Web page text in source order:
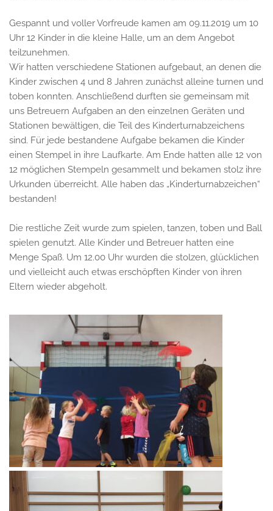
Gespannt und voller Vorfreude kamen am 09.11.2019 um 10
Uhr 12 Kinder in die kleine Halle, um an dem Angebot
teilzunehmen.
Wir hatten verschiedene Stationen aufgebaut, an denen die
Kinder zwischen 4 und 8 Jahren zunächst alleine turnen und
toben konnten. Anschließend durften sie gemeinsam mit
uns Betreuern Aufgaben an den einzelnen Geräten und
Stationen bewältigen, die Teil des Kinderturnabzeichens
sind. Für jede bestandene Aufgabe bekamen die Kinder
einen Stempel in ihre Laufkarte. Am Ende hatten alle 12 von
12 möglichen Stempeln gesammelt und bekamen stolz ihre
Urkunden überreicht. Alle haben das „Kinderturnabzeichen“
bestanden!
Die restliche Zeit wurde zum spielen, tanzen, toben und Ball
spielen genutzt. Alle Kinder und Betreuer hatten eine
Menge Spaß. Um 12.00 Uhr wurden die stolzen, glücklichen
und vielleicht auch etwas erschöpften Kinder von ihren
Eltern wieder abgeholt.